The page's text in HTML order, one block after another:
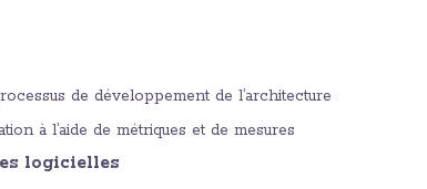
de développement de l’architecture
à l’aide de métriques et de mesures
logicielles